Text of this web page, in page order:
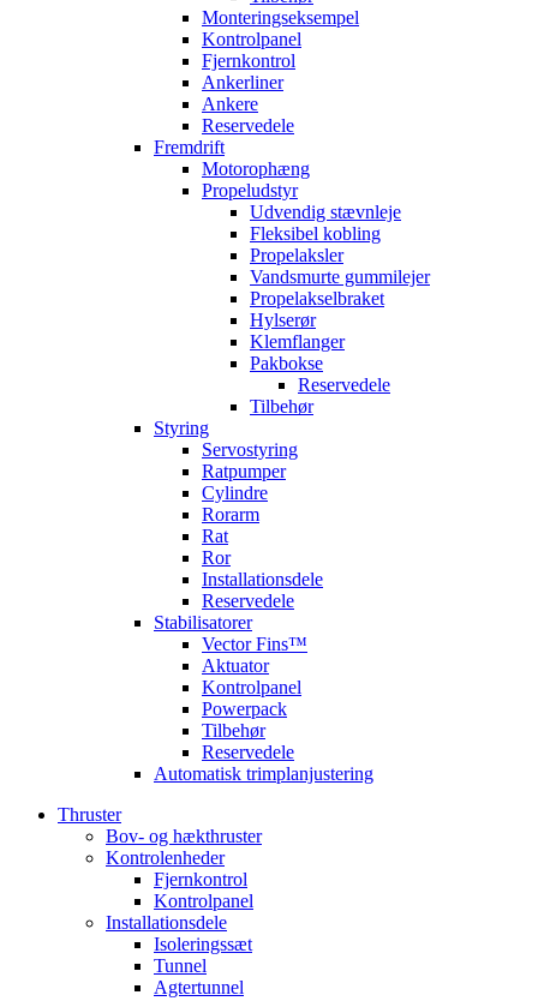
Monteringseksempel
Kontrolpanel
Fjernkontrol
Ankerliner
Ankere
Reservedele
Fremdrift
Motorophæng
Propeludstyr
Udvendig stævnleje
Fleksibel kobling
Propelaksler
Vandsmurte gummilejer
Propelakselbraket
Hylserør
Klemflanger
Pakbokse
Reservedele
Tilbehør
Styring
Servostyring
Ratpumper
Cylindre
Rorarm
Rat
Ror
Installationsdele
Reservedele
Stabilisatorer
Vector Fins™
Aktuator
Kontrolpanel
Powerpack
Tilbehør
Reservedele
Automatisk trimplanjustering
Thruster
Bov- og hækthruster
Kontrolenheder
Fjernkontrol
Kontrolpanel
Installationsdele
Isoleringssæt
Tunnel
Agtertunnel